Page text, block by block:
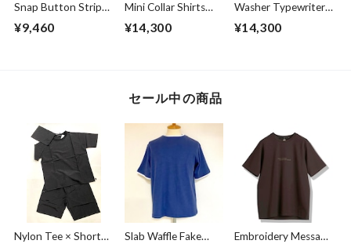
Snap Button Stripe
Band Collar L/S
Shirts White
¥9,460
Mini Collar Shirts
White Stripe
¥14,300
Washer Typewriter
Loose Fit Band
Collar Shirt Blue
¥14,300
セール中の商品
Nylon Tee × Shorts
Slab Waffle Fake
Embroidery Message